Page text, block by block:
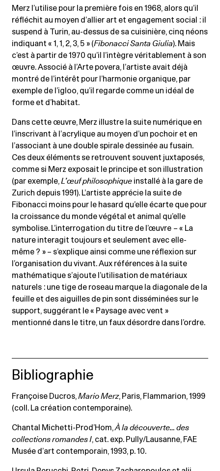
Merz l’utilise pour la première fois en 1968, alors qu’il
réfléchit au moyen d’allier art et engagement social : il
suspend à Turin, au-dessus de sa cuisinière, cinq néons
indiquant « 1, 1, 2, 3, 5 » (Fibonacci Santa Giulia). Mais
c’est à partir de 1970 qu’il l’intègre véritablement à son
œuvre. Associé à l’Arte povera, l’artiste avait déjà
montré de l’intérêt pour l’harmonie organique, par
exemple de l’igloo, qu’il regarde comme un idéal de
forme et d’habitat.
Dans cette œuvre, Merz illustre la suite numérique en
l’inscrivant à l’acrylique au moyen d’un pochoir et en
l’associant à une double spirale dessinée au fusain.
Ces deux éléments se retrouvent souvent juxtaposés,
comme si Merz exposait le principe et son illustration
(par exemple,L’œuf philosophique installé à la gare de
Zurich depuis 1991). L’artiste apprécie la suite de
Fibonacci moins pour le hasard qu’elle écarte que pour
la croissance du monde végétal et animal qu’elle
symbolise. L’interrogation du titre de l’œuvre – « La
nature interagit toujours et seulement avec elle-
même ? » – s’explique ainsi comme une réflexion sur
l’organisation du vivant. Aux références à la suite
mathématique s’ajoute l’utilisation de matériaux
naturels : une tige de roseau marque la diagonale de la
feuille et des aiguilles de pin sont disséminées sur le
support, suggérant le « Paysage avec vent »
mentionné dans le titre, un faux désordre dans l’ordre.
Bibliographie
Françoise Ducros,Mario Merz, Paris, Flammarion, 1999
(coll. La création contemporaine).
Chantal Michetti-Prod’Hom,À la découverte… des
collections romandes I, cat. exp. Pully/Lausanne, FAE
Musée d’art contemporain, 1993, p. 10.